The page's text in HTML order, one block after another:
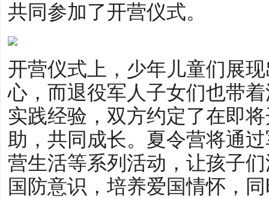
共同参加了开营仪式。
开营仪式上，少年儿童们展
心，而退役军人子女们也带
实践经验，双方约定了在即
助，共同成长。夏令营将通
营生活等系列活动，让孩子
国防意识，培养爱国情怀，